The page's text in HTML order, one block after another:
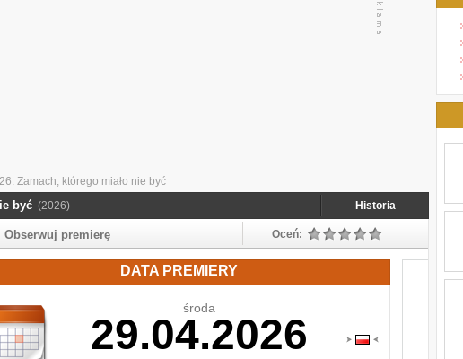
Zamach, którego miało nie być
być (2026) Historia
Obserwuj premierę Oceń:
DATA PREMIERY
środa
29.04.2026